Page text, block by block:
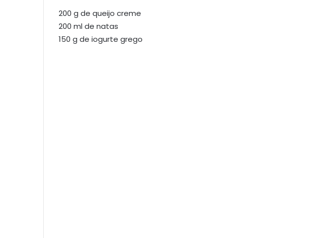
200 g de queijo creme
200 ml de natas
150 g de iogurte grego